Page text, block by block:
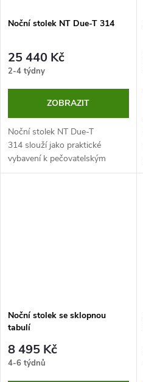
Noční stolek NT Due-T 314
25 440 Kč
2-4 týdny
ZOBRAZIT
Noční stolek NT Due-T
314 slouží jako praktické
vybavení k pečovatelským
lůžkům. Jedná se o doplněk,
Noční stolek se sklopnou
tabulí
8 495 Kč
4-6 týdnů